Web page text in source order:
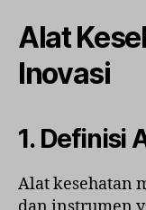
Alat
Inovasi
1. Definisi
Alat kesehatan